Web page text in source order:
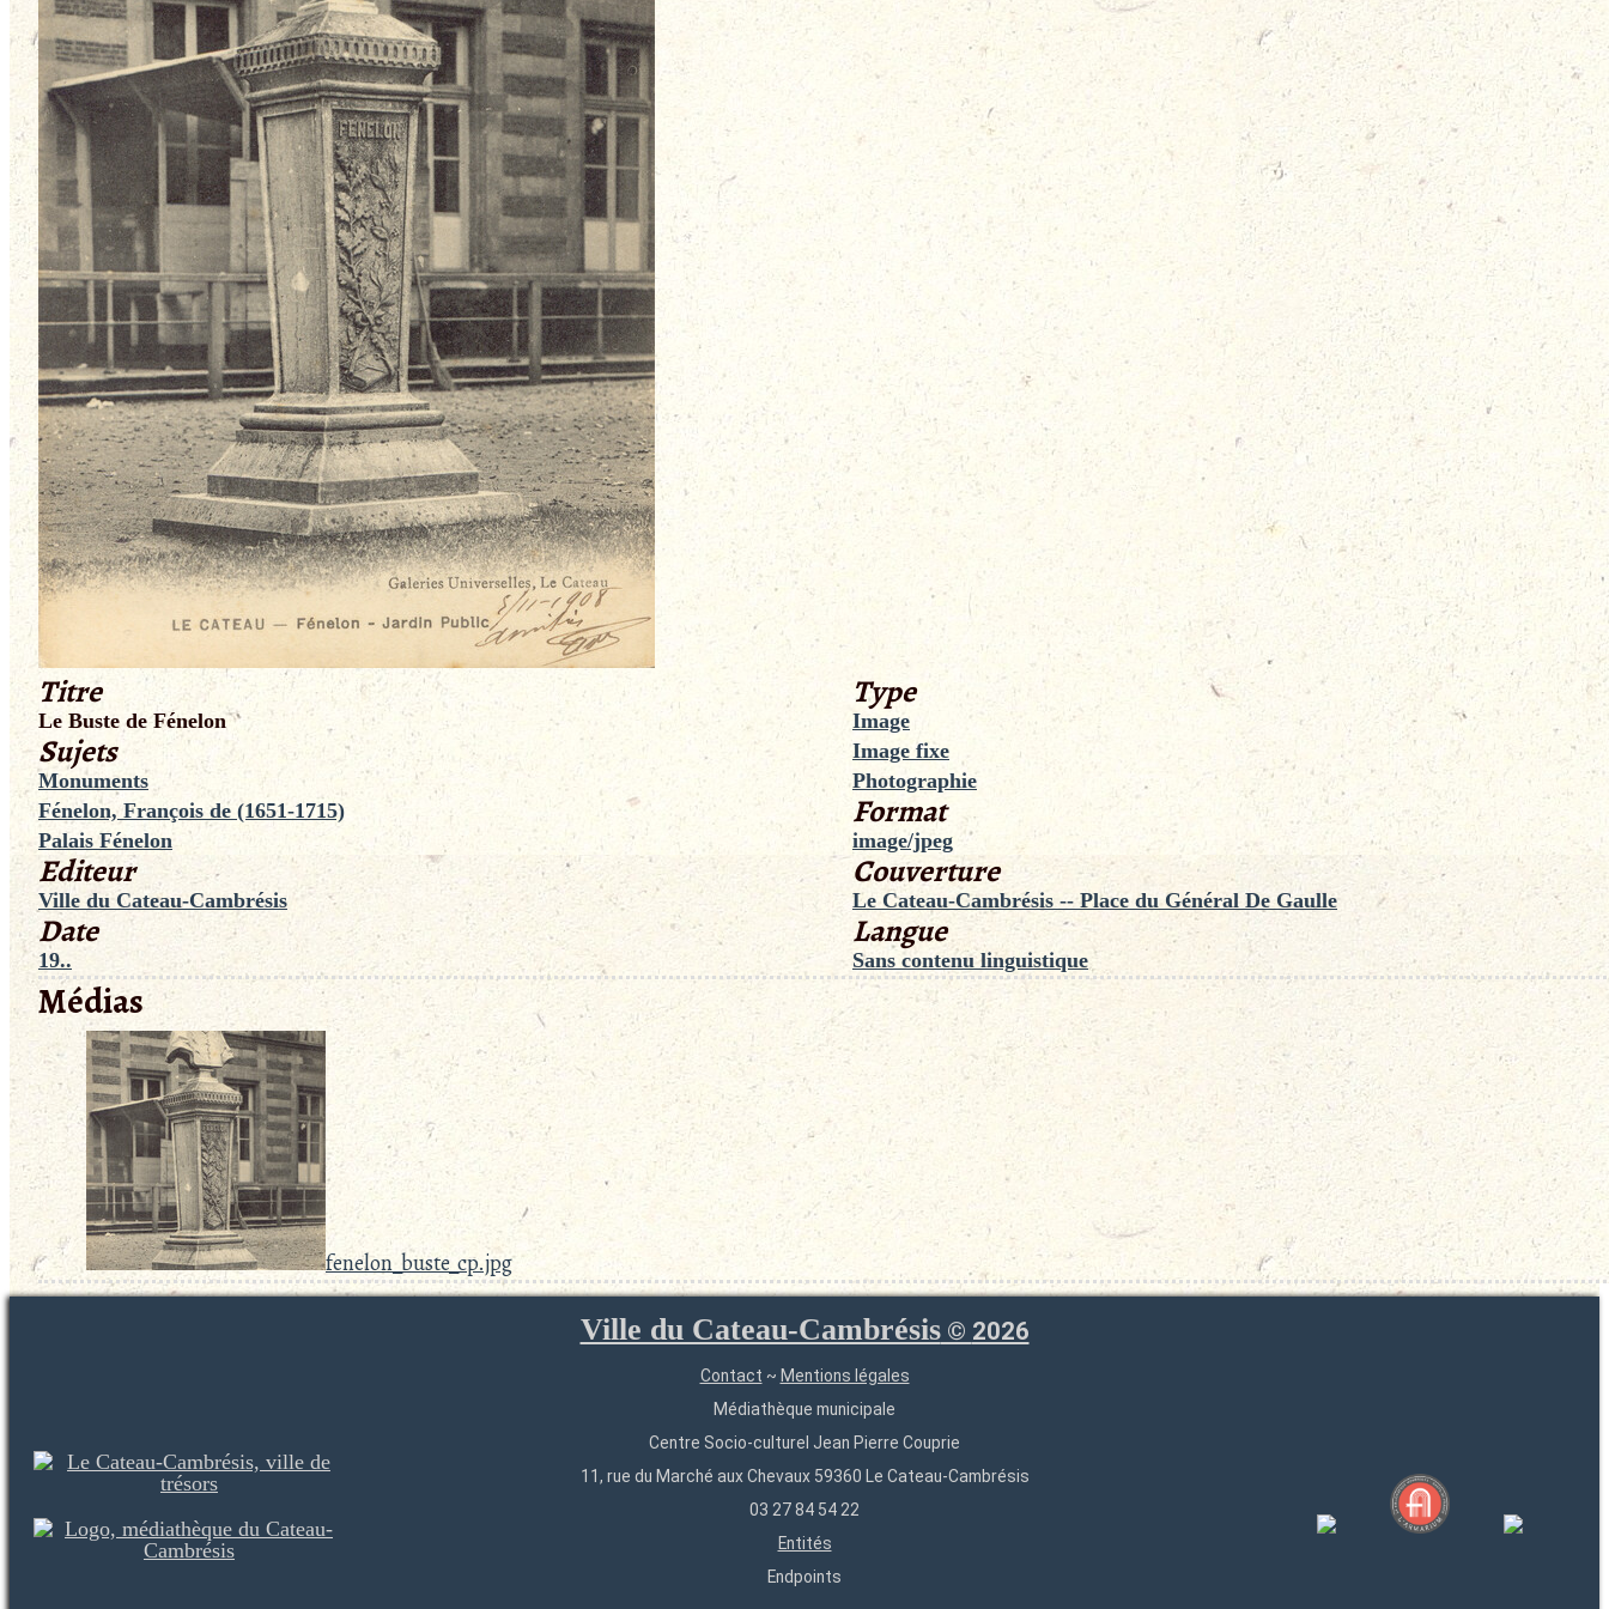
Titre
Le Buste de Fénelon
Sujets
Monuments
Fénelon, François de (1651-1715)
Palais Fénelon
Editeur
Ville du Cateau-Cambrésis
Date
19..
Type
Image
Image fixe
Photographie
Format
image/jpeg
Couverture
Le Cateau-Cambrésis -- Place du Général De Gaulle
Langue
Sans contenu linguistique
Médias
fenelon_buste_cp.jpg
Ville du Cateau-Cambrésis© 2026
Contact ~ Mentions légales
Médiathèque municipale
Centre Socio-culturel Jean Pierre Couprie
11, rue du Marché aux Chevaux 59360 Le Cateau-Cambrésis
03 27 84 54 22
Entités
Endpoints